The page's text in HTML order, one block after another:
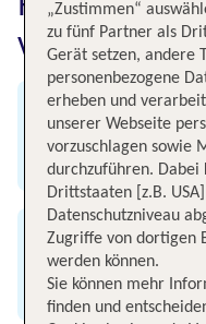
von
Abflug
Flughafen Hamburg
Ankunft
Flughafen Bangkok
„Zustimmen“
zu fünf Partner als
Gerät setzen, andere
personenbezogene
erheben und
unserer Webseite
vorzuschlagen sowie
durchzuführen.
Drittstaaten [z.B.
Datenschutzniveau
Zugriffe von dortigen
werden können.
Sie können mehr
finden und